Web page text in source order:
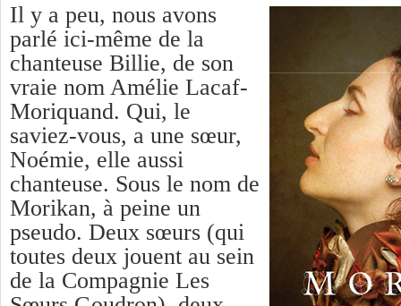
Il y a peu, nous avons
parlé ici-même de la
chanteuse Billie, de son
vraie nom Amélie Lacaf-
Moriquand. Qui, le
saviez-vous, a une sœur,
Noémie, elle aussi
chanteuse. Sous le nom de
Morikan, à peine un
pseudo. Deux sœurs (qui
toutes deux jouent au sein
de la Compagnie Les